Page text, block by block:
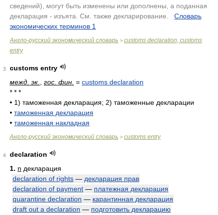
сведений), могут быть изменены или дополнены, а поданная
декларация - изъята. См. также декларирование.
Словарь
экономических терминов 1
Англо-русский экономический словарь > customs declaration, customs
entry
3
customs entry
межд. эк.
гос. фин. = customs declaration
* * *
• 1) таможенная декларация; 2) таможенные декларации
• таможенная декларация
• таможенная накладная
Англо-русский экономический словарь > customs entry
4
declaration
1. n декларация
declaration of rights — декларация прав
declaration of payment — платежная декларация
quarantine declaration — карантинная декларация
draft out a declaration — подготовить декларацию